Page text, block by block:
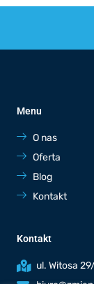
Menu
O nas
Oferta
Blog
Kontakt
Kontakt
ul. Witosa